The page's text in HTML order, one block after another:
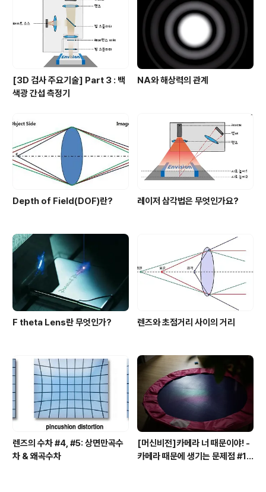
메라이다. 기계식 셔터 없이 노출을 제어하고 연속적으로
영상을 촬영할 수 있는 카메라 이다. 그렇다면 스마트폰, ..
[3D 검사 주요기술] Part 3 : 백
색광 간섭 측정기
NA와 해상력의 관계
Depth of Field(DOF)란? 레이저 삼각법은 무엇인가요?
F theta Lens란 무엇인가? 렌즈와 초점거리 사이의 거리
렌즈의 수차 #4, #5: 상면만곡수
차 & 왜곡수차
[머신비전]카메라 너 때문이야! -
카메라 때문에 생기는 문제점 #1